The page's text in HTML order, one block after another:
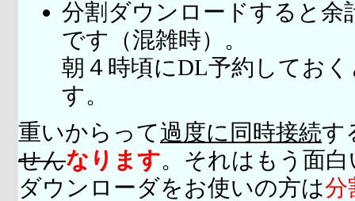
分割ダウンロードすると余
です（混雑時）。
朝４時頃にDL予約してお
す。
重いからって過度に同時接続す
せんなります。それはもう面
ダウンローダをお使いの方は分